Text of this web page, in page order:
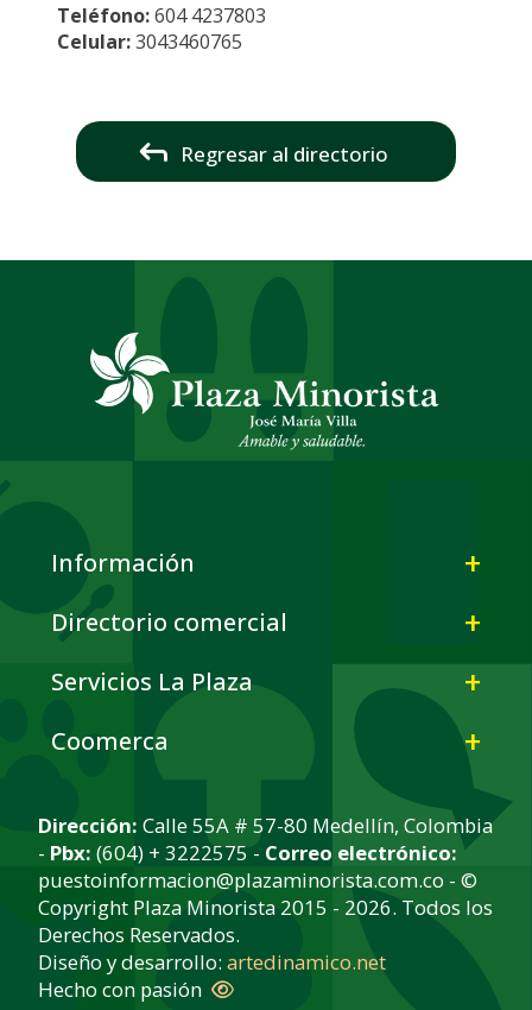
Teléfono:604 4237803
Celular:3043460765
Regresar al directorio
Información
Directorio comercial
Servicios La Plaza
Coomerca
Dirección: Calle 55A # 57-80 Medellín, Colombia
- Pbx: (604) + 3222575 - Correo electrónico:
puestoinformacion@plazaminorista.com.co - ©
Copyright Plaza Minorista 2015 - 2026. Todos los
Derechos Reservados.
Diseño y desarrollo:artedinamico.net
Hecho con pasión